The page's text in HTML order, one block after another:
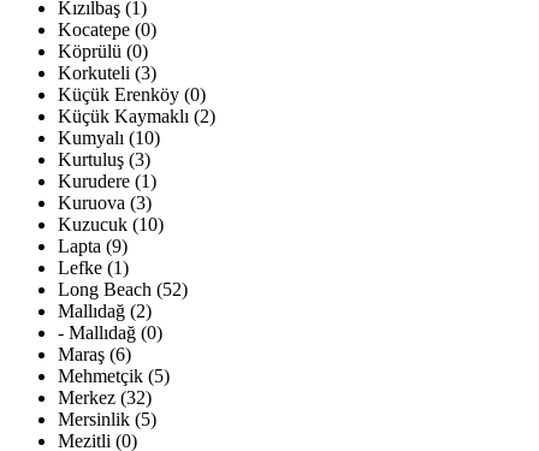
Kızılbaş (1)
Kocatepe (0)
Köprülü (0)
Korkuteli (3)
Küçük Erenköy (0)
Küçük Kaymaklı (2)
Kumyalı (10)
Kurtuluş (3)
Kurudere (1)
Kuruova (3)
Kuzucuk (10)
Lapta (9)
Lefke (1)
Long Beach (52)
Mallıdağ (2)
- Mallıdağ (0)
Maraş (6)
Mehmetçik (5)
Merkez (32)
Mersinlik (5)
Mezitli (0)